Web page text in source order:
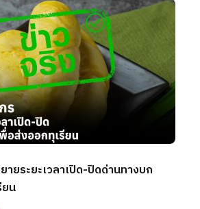
ยระยะเวลาเปิด-ปิดด่านทางบก
น